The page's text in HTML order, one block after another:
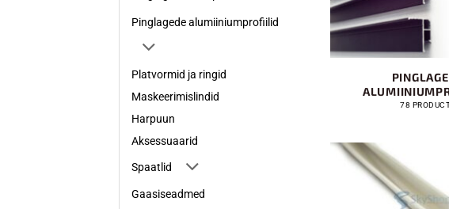
Pinglagede alumiiniumprofiilid
Platvormid ja ringid
Maskeerimislindid
Harpuun
Aksessuaarid
Spaatlid
Gaasiseadmed
78